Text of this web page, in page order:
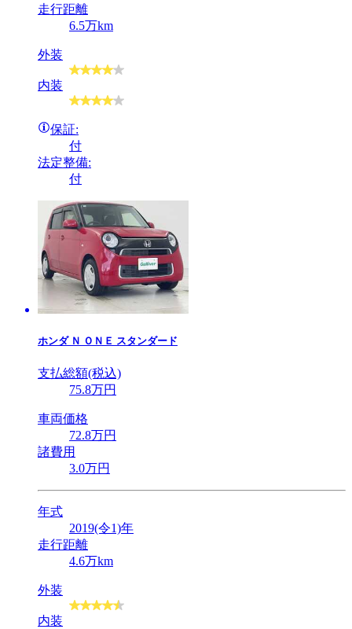
走行距離
6.5万km
外装
内装
保証:
付
法定整備:
付
ホンダ Ｎ ＯＮＥ スタンダード
支払総額(税込)
75.8万円
車両価格
72.8万円
諸費用
3.0万円
年式
2019(令1)年
走行距離
4.6万km
外装
内装